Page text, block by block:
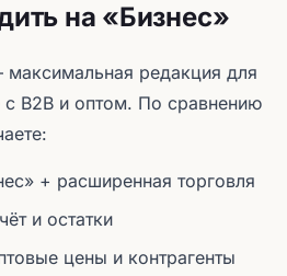
на «Бизнес»
редакция для
с B2B и оптом. По сравнению
+ расширенная торговля
и остатки
цены и контрагенты